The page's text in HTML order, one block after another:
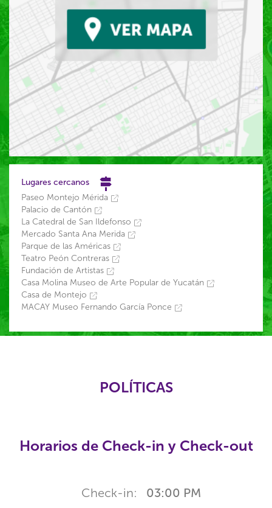
Lugares cercanos
Paseo Montejo Mérida
Palacio de Cantón
La Catedral de San Ildefonso
Mercado Santa Ana Merida
Parque de las Américas
Teatro Peón Contreras
Fundación de Artistas
Casa Molina Museo de Arte Popular de Yucatán
Casa de Montejo
MACAY Museo Fernando García Ponce
POLÍTICAS
Horarios de Check-in y Check-out
Check-in: 03:00 PM